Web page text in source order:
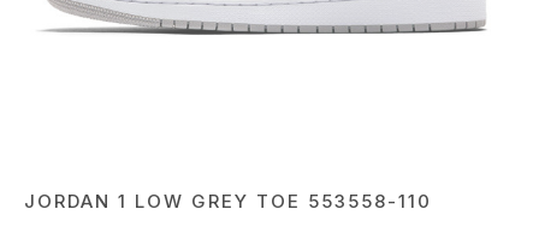
JORDAN 1 LOW GREY TOE 553558-110